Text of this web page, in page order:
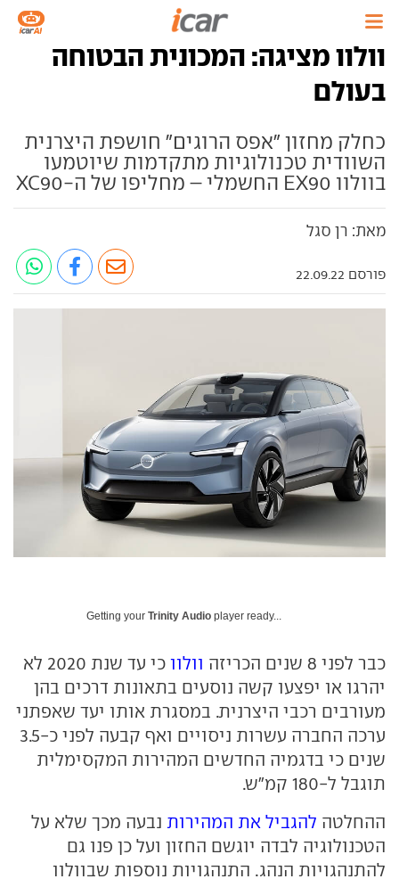
וולוו מציגה: המכונית הבטוחה
בעולם
כחלק מחזון "אפס הרוגים" חושפת היצרנית
השוודית טכנולוגיות מתקדמות שיוטמעו
בוולוו EX90 החשמלי – מחליפו של ה-XC90
מאת: רן סגל
פורסם 22.09.22
Getting your Trinity Audio player ready...
כבר לפני 8 שנים הכריזה וולוו
כי עד שנת 2020 לא
יהרגו או יפצעו קשה נוסעים בתאונות דרכים בהן
מעורבים רכבי היצרנית. במסגרת אותו יעד שאפתני
ערכה החברה עשרות ניסויים ואף קבעה לפני כ-3.5
שנים כי בדגמיה החדשים המהירות המקסימלית
תוגבל ל-180 קמ"ש.
ההחלטה להגביל את המהירות נבעה מכך שלא על
הטכנולוגיה לבדה יוגשם החזון ועל כן פנו גם
להתנהגויות הנהג. התנהגויות נוספות שבוולוו